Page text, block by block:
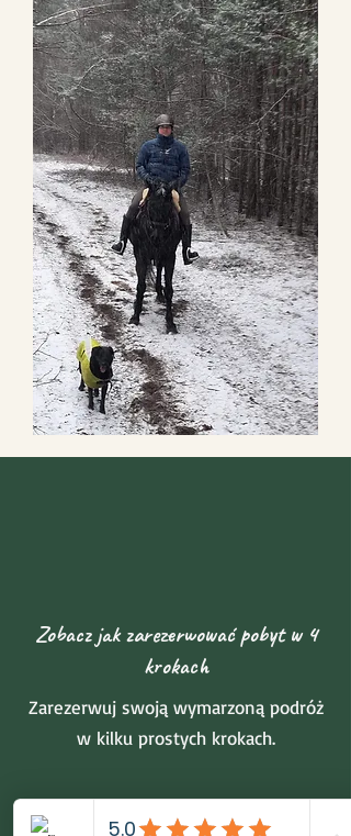
Zobacz jak zarezerwować pobyt w 4
krokach
Zarezerwuj swoją wymarzoną podróż
w kilku prostych krokach.